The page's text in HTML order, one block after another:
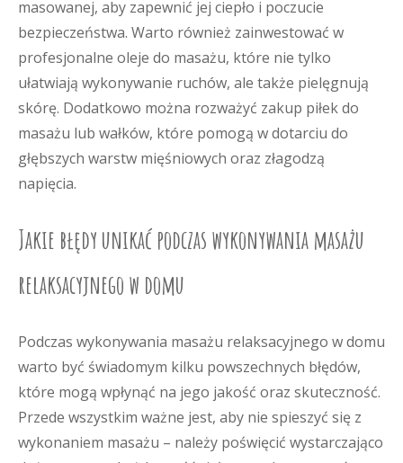
masowanej, aby zapewnić jej ciepło i poczucie
bezpieczeństwa. Warto również zainwestować w
profesjonalne oleje do masażu, które nie tylko
ułatwiają wykonywanie ruchów, ale także pielęgnują
skórę. Dodatkowo można rozważyć zakup piłek do
masażu lub wałków, które pomogą w dotarciu do
głębszych warstw mięśniowych oraz złagodzą
napięcia.
Jakie błędy unikać podczas wykonywania masażu
relaksacyjnego w domu
Podczas wykonywania masażu relaksacyjnego w domu
warto być świadomym kilku powszechnych błędów,
które mogą wpłynąć na jego jakość oraz skuteczność.
Przede wszystkim ważne jest, aby nie spieszyć się z
wykonaniem masażu – należy poświęcić wystarczająco